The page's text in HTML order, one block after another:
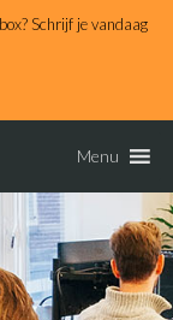
Schrijf je vandaag
Menu